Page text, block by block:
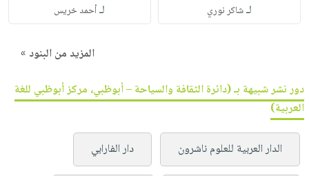
لـشاكر نوري لـأحمد خريس
المزيد من البنود »
دور نشر شبيهة بـ (دائرة الثقافة والسياحة – أبوظبي، مركز أبوظبي للغة
العربية)
الدار العربية للعلوم ناشرون دار الفارابي